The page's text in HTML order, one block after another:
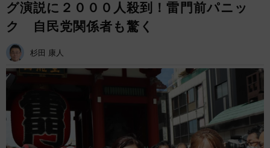
グ演説に２０００人殺到！雷門前パニッ
ク 自民党関係者も驚く
杉田 康人